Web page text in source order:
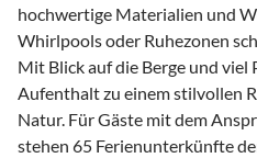
hochwertige Materialien und
Whirlpools oder Ruhezonen
Mit Blick auf die Berge und
Aufenthalt zu einem stilvollen
Natur. Für Gäste mit dem
stehen 65 Ferienunterkünfte